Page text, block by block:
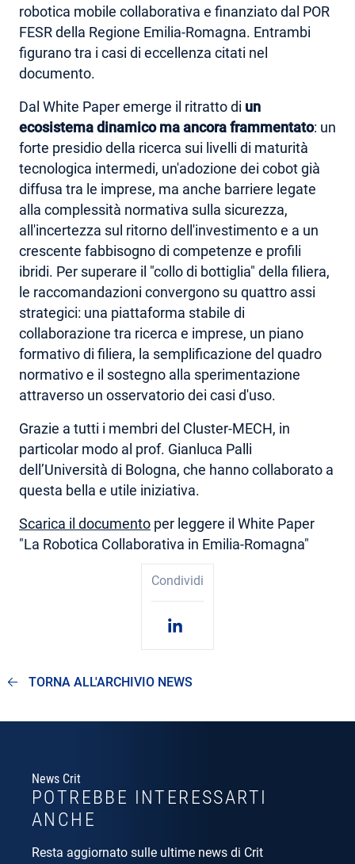
robotica mobile collaborativa e finanziato dal POR
FESR della Regione Emilia-Romagna. Entrambi
figurano tra i casi di eccellenza citati nel
documento.
Dal White Paper emerge il ritratto di un
ecosistema dinamico ma ancora frammentato: un
forte presidio della ricerca sui livelli di maturità
tecnologica intermedi, un'adozione dei cobot già
diffusa tra le imprese, ma anche barriere legate
alla complessità normativa sulla sicurezza,
all'incertezza sul ritorno dell'investimento e a un
crescente fabbisogno di competenze e profili
ibridi. Per superare il "collo di bottiglia" della filiera,
le raccomandazioni convergono su quattro assi
strategici: una piattaforma stabile di
collaborazione tra ricerca e imprese, un piano
formativo di filiera, la semplificazione del quadro
normativo e il sostegno alla sperimentazione
attraverso un osservatorio dei casi d'uso.
Grazie a tutti i membri del Cluster-MECH, in
particolar modo al prof. Gianluca Palli
dell’Università di Bologna, che hanno collaborato a
questa bella e utile iniziativa.
Scarica il documento per leggere il White Paper
"La Robotica Collaborativa in Emilia-Romagna"
Condividi
TORNA ALL'ARCHIVIO NEWS
News Crit
POTREBBE INTERESSARTI
ANCHE
Resta aggiornato sulle ultime news di Crit